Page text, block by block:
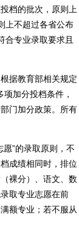
档的批次，原则上
上不超过各省公布
合专业录取要求且
据教育部相关规定
加分投档条件，
门加分政策。所有
”的录取原则，不
成绩相同时，排位
裸分）、语文、数
取专业志愿在前
额专业；若不服从